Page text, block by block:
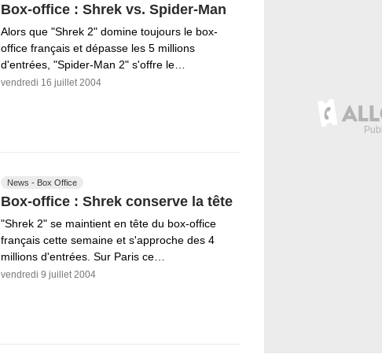
Box-office : Shrek vs. Spider-Man
Alors que "Shrek 2" domine toujours le box-
office français et dépasse les 5 millions
d'entrées, "Spider-Man 2" s'offre le…
vendredi 16 juillet 2004
News - Box Office
Box-office : Shrek conserve la tête
"Shrek 2" se maintient en tête du box-office
français cette semaine et s'approche des 4
millions d'entrées. Sur Paris ce…
vendredi 9 juillet 2004